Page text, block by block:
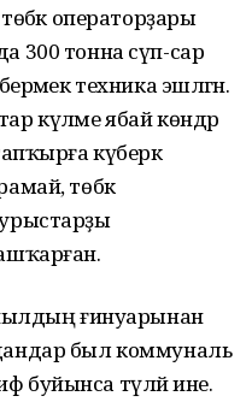
операторҙары
300 тонна сүп-сар
техника эшләгән.
күләме ябай көндәр
күберәк
төбәк
ғинуарынан
был коммуналь
буйынса түләй ине.